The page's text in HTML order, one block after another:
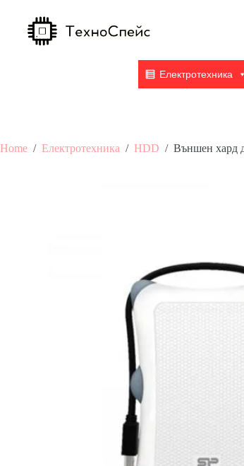
content
Електротехника
Home / Електротехника / HDD / Външен хард